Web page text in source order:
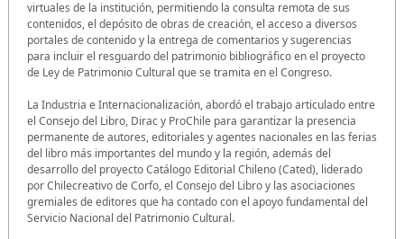
virtuales de la institución, permitiendo la consulta remota de sus
contenidos, el depósito de obras de creación, el acceso a diversos
portales de contenido y la entrega de comentarios y sugerencias
para incluir el resguardo del patrimonio bibliográfico en el proyecto
de Ley de Patrimonio Cultural que se tramita en el Congreso.
La Industria e Internacionalización, abordó el trabajo articulado entre
el Consejo del Libro, Dirac y ProChile para garantizar la presencia
permanente de autores, editoriales y agentes nacionales en las ferias
del libro más importantes del mundo y la región, además del
desarrollo del proyecto Catálogo Editorial Chileno (Cated), liderado
por Chilecreativo de Corfo, el Consejo del Libro y las asociaciones
gremiales de editores que ha contado con el apoyo fundamental del
Servicio Nacional del Patrimonio Cultural.